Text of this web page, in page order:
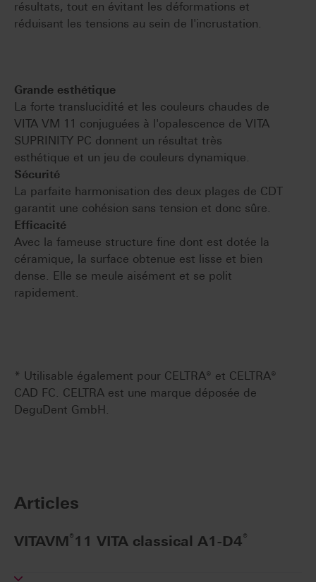
résultats, tout en évitant les déformations et
réduisant les tensions au sein de l'incrustation.
Grande esthétique
La forte translucidité et les couleurs chaudes de
VITA VM 11 conjuguées à l'opalescence de VITA
SUPRINITY PC donnent un résultat très
esthétique et un jeu de couleurs dynamique.
Sécurité
La parfaite harmonisation des deux plages de CDT
garantit une cohésion sans tension et donc sûre.
Efficacité
Avec la fameuse structure fine dont est dotée la
céramique, la surface obtenue est lisse et bien
dense. Elle se meule aisément et se polit
rapidement.
* Utilisable également pour CELTRA® et CELTRA®
CAD FC. CELTRA est une marque déposée de
DeguDent GmbH.
Articles
VITAVM®11 VITA classical A1-D4®